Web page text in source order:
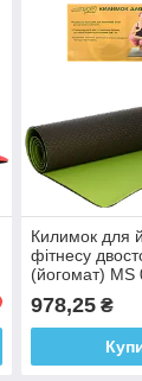
Килимок для
фітнесу
(йогомат) MS
183-61 см
зеленим 6 мм
978,25₴